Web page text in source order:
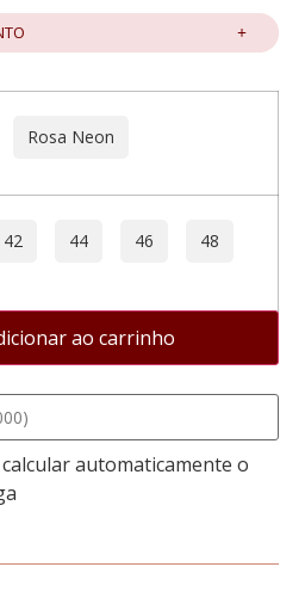
Rosa Neon
42 44 46 48
ao carrinho
automaticamente o